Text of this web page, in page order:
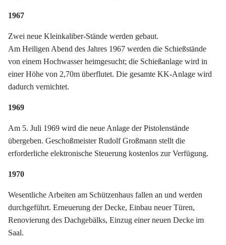
1967
Zwei neue Kleinkaliber-Stände werden gebaut.
Am Heiligen Abend des Jahres 1967 werden die Schießstände
von einem Hochwasser heimgesucht; die Schießanlage wird in
einer Höhe von 2,70m überflutet. Die gesamte KK-Anlage wird
dadurch vernichtet.
1969
Am 5. Juli 1969 wird die neue Anlage der Pistolenstände
übergeben. Geschoßmeister Rudolf Großmann stellt die
erforderliche elektronische Steuerung kostenlos zur Verfügung.
1970
Wesentliche Arbeiten am Schützenhaus fallen an und werden
durchgeführt. Erneuerung der Decke, Einbau neuer Türen,
Renovierung des Dachgebälks, Einzug einer neuen Decke im
Saal.